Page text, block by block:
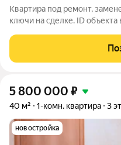
Квартира под ремонт,
ключи на сделке. ID
5 800 000 ₽
40 м² 1-комн. квартира 3
новостройка